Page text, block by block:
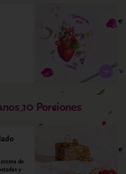
10 Porciones
de
y